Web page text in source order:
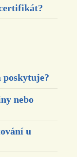
poskytuje?
nebo
u